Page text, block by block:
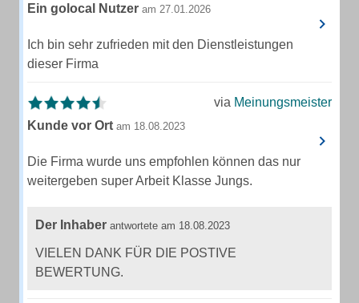
Ein golocal Nutzer am 27.01.2026
Ich bin sehr zufrieden mit den Dienstleistungen
dieser Firma
via Meinungsmeister
Kunde vor Ort am 18.08.2023
Die Firma wurde uns empfohlen können das nur
weitergeben super Arbeit Klasse Jungs.
Der Inhaber antwortete am 18.08.2023
VIELEN DANK FÜR DIE POSTIVE
BEWERTUNG.